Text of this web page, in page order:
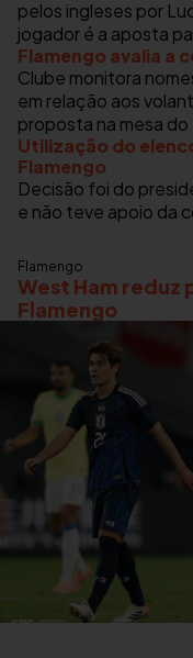
pelos ingleses por
jogador é a aposta
Flamengo avalia a
Clube monitora
em relação aos
proposta na mesa
Utilização do
Flamengo
Decisão foi do
e não teve apoio da
Flamengo
West Ham reduz
Flamengo